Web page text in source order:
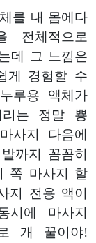
를 내 몸에다
전체적으로
데 그 느낌은
게 경험할 수
루용 액체가
는 정말 뿅
사지 다음에
까지 꼼꼼히
쪽 마사지 할
지 전용 액이
시에 마사지
개 꿀이야!